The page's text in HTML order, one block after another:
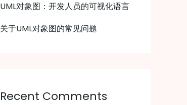
UML对象图：开发人员的可视化语言
关于UML对象图的常见问题
Recent Comments